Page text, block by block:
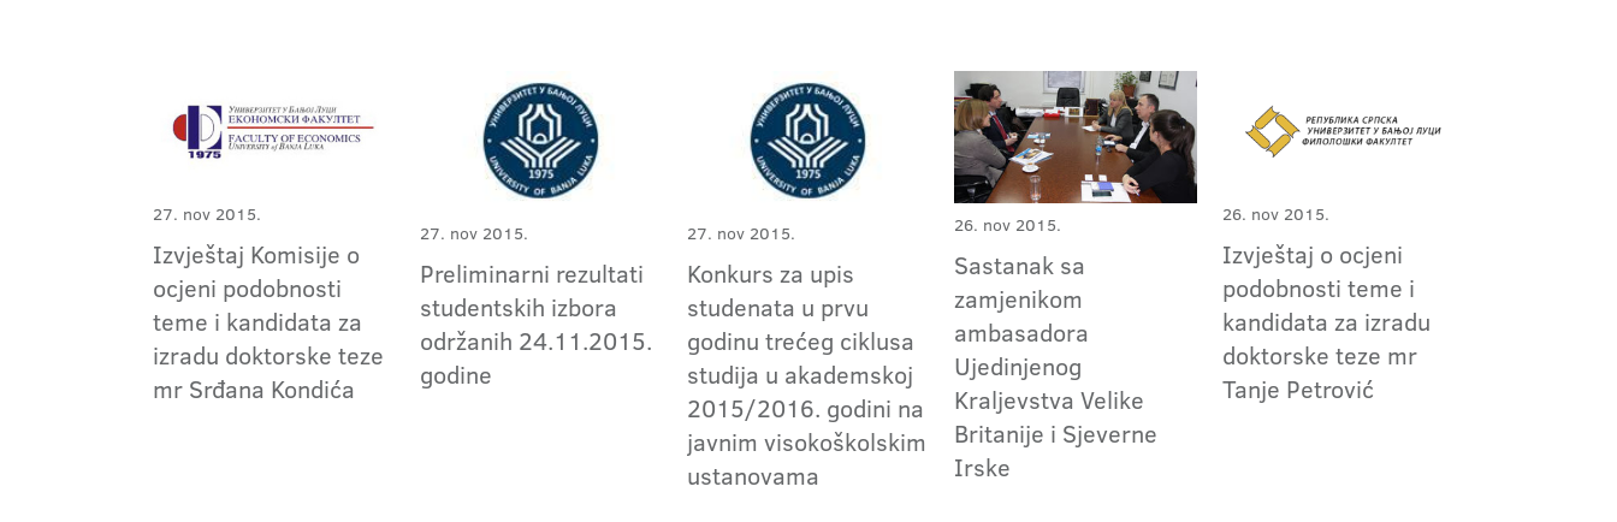
27. nov 2015.
Izvještaj Komisije o
ocjeni podobnosti
teme i kandidata za
izradu doktorske teze
mr Srđana Kondića
27. nov 2015.
Preliminarni rezultati
studentskih izbora
održanih 24.11.2015.
godine
27. nov 2015.
Konkurs za upis
studenata u prvu
godinu trećeg ciklusa
studija u akademskoj
2015/2016. godini na
javnim visokoškolskim
ustanovama
26. nov 2015.
Sastanak sa
zamjenikom
ambasadora
Ujedinjenog
Kraljevstva Velike
Britanije i Sjeverne
Irske
26. nov 2015.
Izvještaj o ocjeni
podobnosti teme i
kandidata za izradu
doktorske teze mr
Tanje Petrović